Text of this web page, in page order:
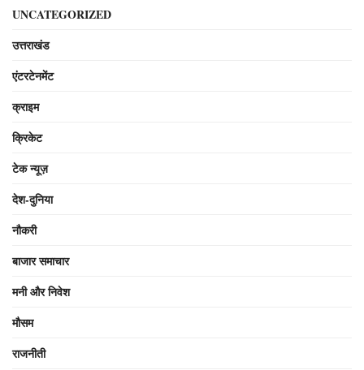
UNCATEGORIZED
उत्तराखंड
एंटरटेनमेंट
क्राइम
क्रिकेट
टेक न्यूज़
देश-दुनिया
नौकरी
बाजार समाचार
मनी और निवेश
मौसम
राजनीती